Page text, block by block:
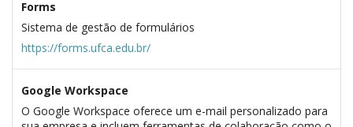
Forms
Sistema de gestão de formulários
https://forms.ufca.edu.br/
Google Workspace
O Google Workspace oferece um e-mail personalizado para